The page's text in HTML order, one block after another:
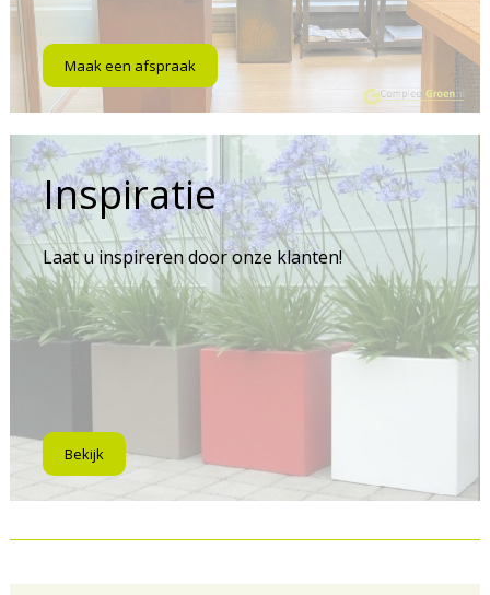
Maak een afspraak
Inspiratie
Laat u inspireren door onze klanten!
Bekijk